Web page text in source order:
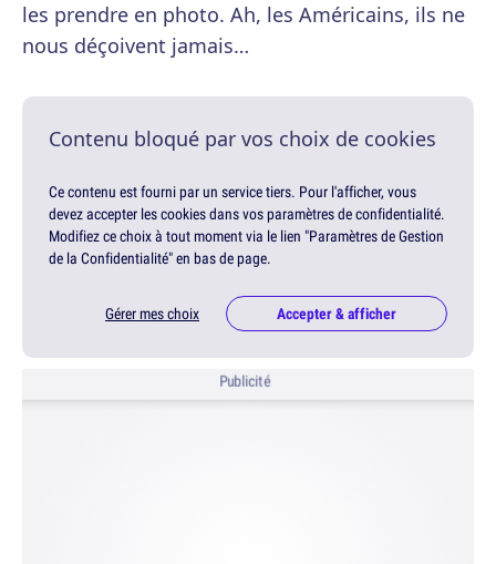
les prendre en photo. Ah, les Américains, ils ne
nous déçoivent jamais…
Contenu bloqué par vos choix de cookies
Ce contenu est fourni par un service tiers. Pour l'afficher, vous
devez accepter les cookies dans vos paramètres de confidentialité.
Modifiez ce choix à tout moment via le lien "Paramètres de Gestion
de la Confidentialité" en bas de page.
Gérer mes choix Accepter & afficher
Publicité